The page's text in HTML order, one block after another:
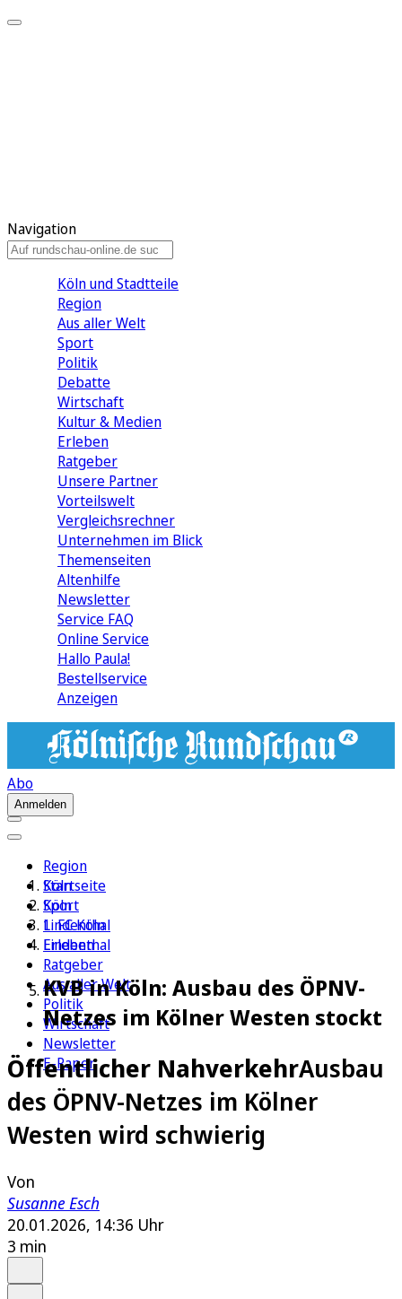
Navigation
Köln und Stadtteile
Region
Aus aller Welt
Sport
Politik
Debatte
Wirtschaft
Kultur & Medien
Erleben
Ratgeber
Unsere Partner
Vorteilswelt
Vergleichsrechner
Unternehmen im Blick
Themenseiten
Altenhilfe
Newsletter
Service FAQ
Online Service
Hallo Paula!
Bestellservice
Anzeigen
Abo
Anmelden
Region
Köln
Sport
1. FC Köln
Erleben
Ratgeber
Aus aller Welt
Politik
Wirtschaft
Newsletter
E-Paper
Startseite
Köln
Lindenthal
Lindenthal
KVB in Köln: Ausbau des ÖPNV-
Netzes im Kölner Westen stockt
Öffentlicher NahverkehrAusbau
des ÖPNV-Netzes im Kölner
Westen wird schwierig
Von
Susanne Esch
20.01.2026, 14:36 Uhr
3 min